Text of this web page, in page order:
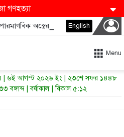
গণহত্যা
English
Menu
| ৬ই আগস্ট ২০২৬ ইং | ২৩শে সফর ১৪৪৮
বঙ্গাব্দ | বর্ষাকাল | বিকাল ৫:১২